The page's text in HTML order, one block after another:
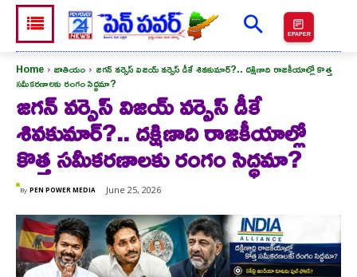
EPAPER
Home జాతియం జగన్ వర్సెస్ విజయ్ వర్సెస్ డీకే శివకుమార్?.. దక్షిణాది రాజకీయాల్లో కొత్త
సమీకరణాలకు రంగం సిద్ధమా?
జగన్ వర్సెస్ విజయ్ వర్సెస్ డీకే
శివకుమార్?.. దక్షిణాది రాజకీయాల్లో
కొత్త సమీకరణాలకు రంగం సిద్ధమా?
By PEN POWER MEDIA June 25, 2026